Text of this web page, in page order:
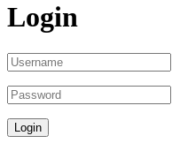
Login